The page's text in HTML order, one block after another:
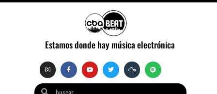
Estamos donde hay música electrónica